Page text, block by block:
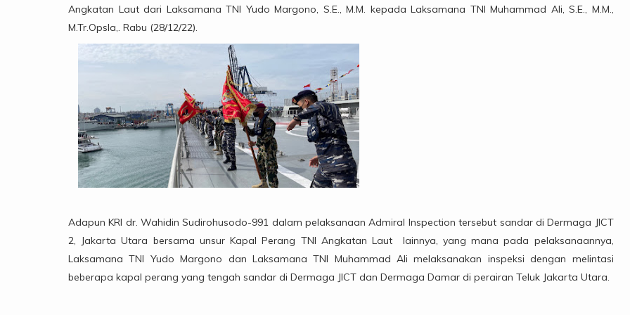
Angkatan Laut dari Laksamana TNI Yudo Margono, S.E., M.M. kepada Laksamana TNI Muhammad Ali, S.E., M.M.,
M.Tr.Opsla,. Rabu (28/12/22).
Adapun KRI dr. Wahidin Sudirohusodo-991 dalam pelaksanaan Admiral Inspection tersebut sandar di Dermaga JICT
2, Jakarta Utara bersama unsur Kapal Perang TNI Angkatan Laut lainnya, yang mana pada pelaksanaannya,
Laksamana TNI Yudo Margono dan Laksamana TNI Muhammad Ali melaksanakan inspeksi dengan melintasi
beberapa kapal perang yang tengah sandar di Dermaga JICT dan Dermaga Damar di perairan Teluk Jakarta Utara.